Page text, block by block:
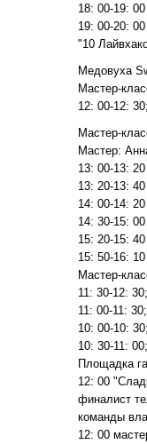
18: 00-19:
19: 00-20:
"10
Медовуха
Мастер-
12: 00-12:
Мастер-
Мастер:
13: 00-13:
13: 20-13:
14: 00-14:
14: 30-15:
15: 20-15:
15: 50-16:
Мастер-
11: 30-12:
11: 00-11:
10: 00-10:
10: 30-11:
Площадка
12: 00
финалист
команды
12: 00